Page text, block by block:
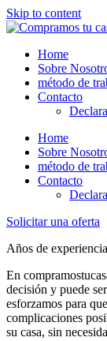
Skip to content
Home
Sobre
método de
Contacto
Home
Sobre
método de
Contacto
Solicitar una oferta
Años de experiencia
En
decisión y puede
esforzamos para
complicaciones
su casa, sin